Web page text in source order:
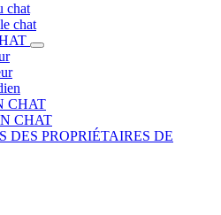
chat
chat
CHAT
CHAT
DES PROPRIÉTAIRES DE